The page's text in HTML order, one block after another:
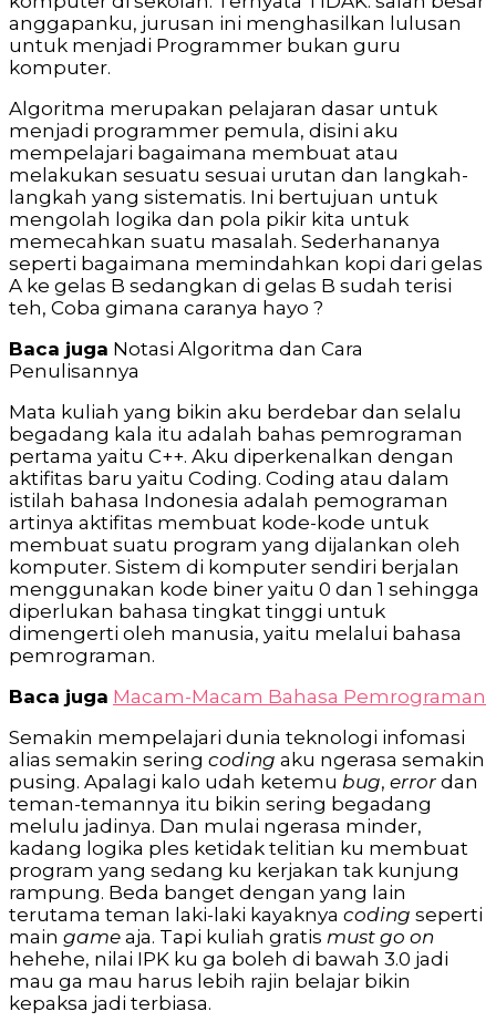
anggapanku, jurusan ini menghasilkan lulusan
untuk menjadi Programmer bukan guru
komputer.
Algoritma merupakan pelajaran dasar untuk
menjadi programmer pemula, disini aku
mempelajari bagaimana membuat atau
melakukan sesuatu sesuai urutan dan langkah-
langkah yang sistematis. Ini bertujuan untuk
mengolah logika dan pola pikir kita untuk
memecahkan suatu masalah. Sederhananya
seperti bagaimana memindahkan kopi dari gelas
A ke gelas B sedangkan di gelas B sudah terisi
teh, Coba gimana caranya hayo ?
Baca juga Notasi Algoritma dan Cara
Penulisannya
Mata kuliah yang bikin aku berdebar dan selalu
begadang kala itu adalah bahas pemrograman
pertama yaitu C++. Aku diperkenalkan dengan
aktifitas baru yaitu Coding. Coding atau dalam
istilah bahasa Indonesia adalah pemograman
artinya aktifitas membuat kode-kode untuk
membuat suatu program yang dijalankan oleh
komputer. Sistem di komputer sendiri berjalan
menggunakan kode biner yaitu 0 dan 1 sehingga
diperlukan bahasa tingkat tinggi untuk
dimengerti oleh manusia, yaitu melalui bahasa
pemrograman.
Baca juga Macam-Macam Bahasa Pemrograman
Semakin mempelajari dunia teknologi infomasi
alias semakin sering coding aku ngerasa semakin
pusing. Apalagi kalo udah ketemu bug, error dan
teman-temannya itu bikin sering begadang
melulu jadinya. Dan mulai ngerasa minder,
kadang logika ples ketidak telitian ku membuat
program yang sedang ku kerjakan tak kunjung
rampung. Beda banget dengan yang lain
terutama teman laki-laki kayaknya coding seperti
main game aja. Tapi kuliah gratis must go on
hehehe, nilai IPK ku ga boleh di bawah 3.0 jadi
mau ga mau harus lebih rajin belajar bikin
kepaksa jadi terbiasa.